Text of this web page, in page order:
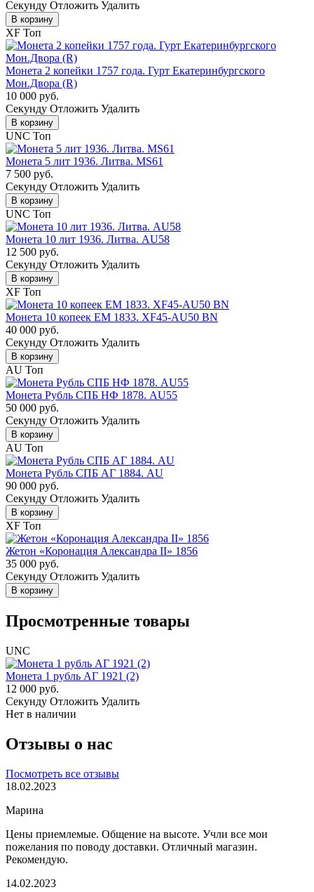
Cекунду Отложить Удалить
В корзину
XF Топ
Монета 2 копейки 1757 года. Гурт Екатеринбургского
Мон.Двора (R)
10 000 руб.
Cекунду Отложить Удалить
В корзину
UNC Топ
Монета 5 лит 1936. Литва. MS61
7 500 руб.
Cекунду Отложить Удалить
В корзину
UNC Топ
Монета 10 лит 1936. Литва. AU58
12 500 руб.
Cекунду Отложить Удалить
В корзину
XF Топ
Монета 10 копеек ЕМ 1833. XF45-AU50 BN
40 000 руб.
Cекунду Отложить Удалить
В корзину
AU Топ
Монета Рубль СПБ НФ 1878. AU55
50 000 руб.
Cекунду Отложить Удалить
В корзину
AU Топ
Монета Рубль СПБ АГ 1884. AU
90 000 руб.
Cекунду Отложить Удалить
В корзину
XF Топ
Жетон «Коронация Александра II» 1856
35 000 руб.
Cекунду Отложить Удалить
В корзину
Просмотренные товары
UNC
Монета 1 рубль АГ 1921 (2)
12 000 руб.
Cекунду Отложить Удалить
Нет в наличии
Отзывы о нас
Посмотреть все отзывы
18.02.2023
Марина
Цены приемлемые. Общение на высоте. Учли все мои
пожелания по поводу доставки. Отличный магазин.
Рекомендую.
14.02.2023